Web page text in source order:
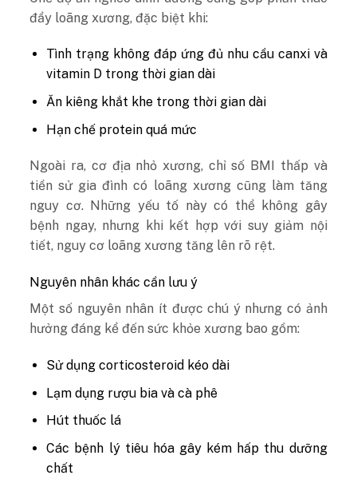
đẩy loãng xương, đặc biệt khi:
Tình trạng không đáp ứng đủ nhu cầu canxi và
vitamin D trong thời gian dài
Ăn kiêng khắt khe trong thời gian dài
Hạn chế protein quá mức
Ngoài ra, cơ địa nhỏ xương, chỉ số BMI thấp và
tiền sử gia đình có loãng xương cũng làm tăng
nguy cơ. Những yếu tố này có thể không gây
bệnh ngay, nhưng khi kết hợp với suy giảm nội
tiết, nguy cơ loãng xương tăng lên rõ rệt.
Nguyên nhân khác cần lưu ý
Một số nguyên nhân ít được chú ý nhưng có ảnh
hưởng đáng kể đến sức khỏe xương bao gồm:
Sử dụng corticosteroid kéo dài
Lạm dụng rượu bia và cà phê
Hút thuốc lá
Các bệnh lý tiêu hóa gây kém hấp thu dưỡng
chất